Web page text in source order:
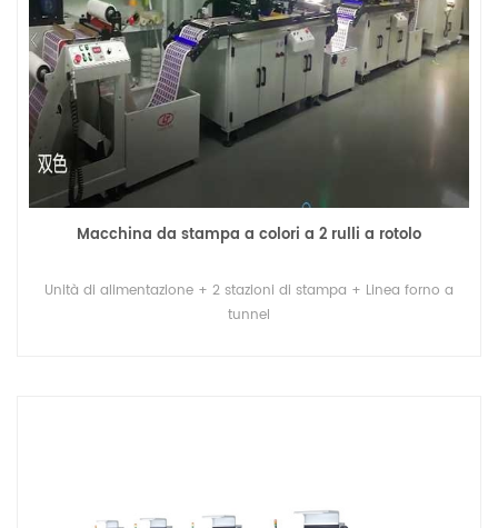
Macchina da stampa a colori a 2 rulli a rotolo
Unità di alimentazione + 2 stazioni di stampa + Linea forno a
tunnel